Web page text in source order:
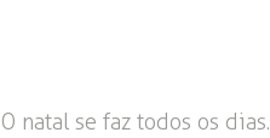
O natal se faz todos os dias.